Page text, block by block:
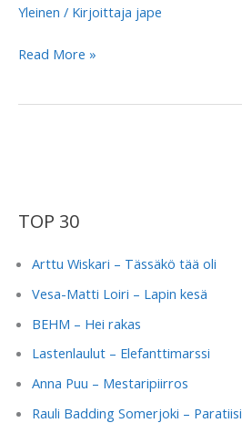
Yleinen / Kirjoittaja jape
Johanna
Hertzen
Read More »
TOP 30
Arttu Wiskari – Tässäkö tää oli
Vesa-Matti Loiri – Lapin kesä
BEHM – Hei rakas
Lastenlaulut – Elefanttimarssi
Anna Puu – Mestaripiirros
Rauli Badding Somerjoki – Paratiisi